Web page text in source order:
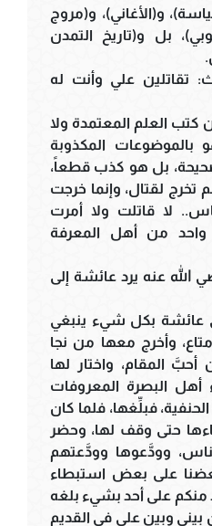
و(الأغاني)، و(مروج
بل و(تاريخ التمدن
تقاتلين علي وأنت له
العلم المعتمدة ولا
بالموضوعات المكذوبة
بل هو كذب قطعاً،
تخرج لقتال، وإنما خرجت
لا قاتلت ولا أمرت
واحد من أهل المعرفة
الله عنه يرد عائشة إلى
عائشة بكل شيء ينبغي
وأخرج معها من نجا
المقام، واختار لها
أهل البصرة المعروفات
فبلِّغها، فلما كان
حتى وقف لها، وحضر
وودَّعوها وودَّعتهم
على بعض استبطاء
منكم على أحد بشيء بلغه
بيني وبين علي في القديم